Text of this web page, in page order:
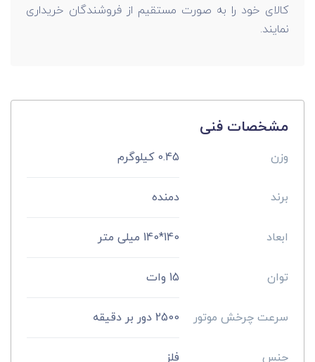
کالای خود را به صورت مستقیم از فروشندگان خریداری
نمایند.
مشخصات فنی
وزن 0.45 کیلوگرم
برند دمنده
ابعاد 140*140 میلی متر
توان 15 وات
سرعت چرخش موتور 2500 دور بر دقیقه
جنس فلز